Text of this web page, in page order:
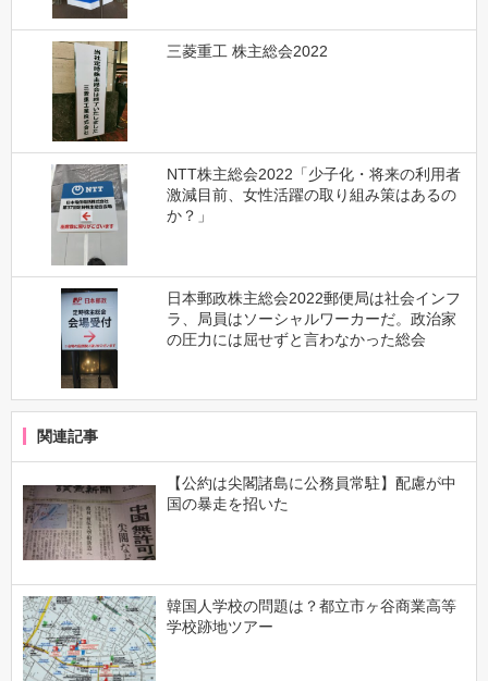
三菱重工 株主総会2022
NTT株主総会2022「少子化・将来の利用者
激減目前、女性活躍の取り組み策はあるの
か？」
日本郵政株主総会2022郵便局は社会インフ
ラ、局員はソーシャルワーカーだ。政治家
の圧力には屈せずと言わなかった総会
関連記事
【公約は尖閣諸島に公務員常駐】配慮が中
国の暴走を招いた
韓国人学校の問題は？都立市ヶ谷商業高等
学校跡地ツアー